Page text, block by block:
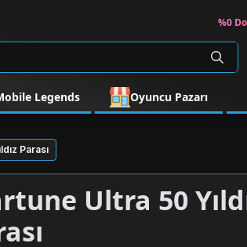
%0
Legends Oyuncu Pazarı
Parası
Ultra 50